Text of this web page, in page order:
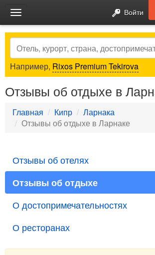
Toggle
navigation
Войти
Search
Например, Rixos Premium Tekirova
Отзывы об отдыхе в
Главная Кипр
Ларнака
Отзывы об отдыхе в Ларнаке
Отзывы об отелях
Отзывы об отдыхе
О достопримечательностях
О ресторанах